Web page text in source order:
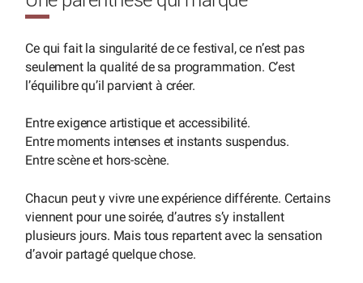
Ce qui fait la singularité de ce festival, ce n’est pas
seulement la qualité de sa programmation. C’est
l’équilibre qu’il parvient à créer.
Entre exigence artistique et accessibilité.
Entre moments intenses et instants suspendus.
Entre scène et hors-scène.
Chacun peut y vivre une expérience différente. Certains
viennent pour une soirée, d’autres s’y installent
plusieurs jours. Mais tous repartent avec la sensation
d’avoir partagé quelque chose.